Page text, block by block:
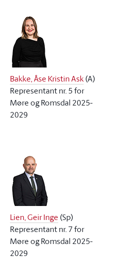
Bakke, Åse Kristin Ask(A)
Representant nr. 5 for
Møre og Romsdal 2025-
2029
Lien, Geir Inge (Sp)
Representant nr. 7 for
Møre og Romsdal 2025-
2029